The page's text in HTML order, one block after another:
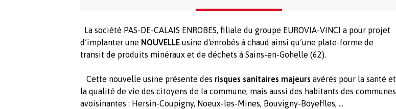
La société PAS-DE-CALAIS ENROBES, filiale du groupe EUROVIA-VINCI a pour projet
d’implanter une NOUVELLE usine d'enrobés à chaud ainsi qu’une plate-forme de
transit de produits minéraux et de déchets à Sains-en-Gohelle (62).
Cette nouvelle usine présente des risques sanitaires majeurs avérés pour la santé et
la qualité de vie des citoyens de la commune, mais aussi des habitants des communes
avoisinantes : Hersin-Coupigny, Noeux-les-Mines, Bouvigny-Boyeffles, …